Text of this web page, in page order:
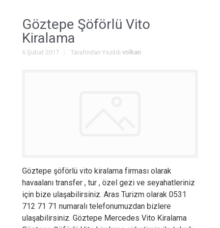
Göztepe Şöförlü Vito
Kiralama
6 Şubat 2017 Tarafından Yazıldı volkan
Göztepe şöförlü vito kiralama firması olarak
havaalanı transfer , tur , özel gezi ve seyahatleriniz
için bize ulaşabilirsiniz. Aras Turizm olarak 0531
712 71 71 numaralı telefonumuzdan bizlere
ulaşabilirsiniz. Göztepe Mercedes Vito Kiralama